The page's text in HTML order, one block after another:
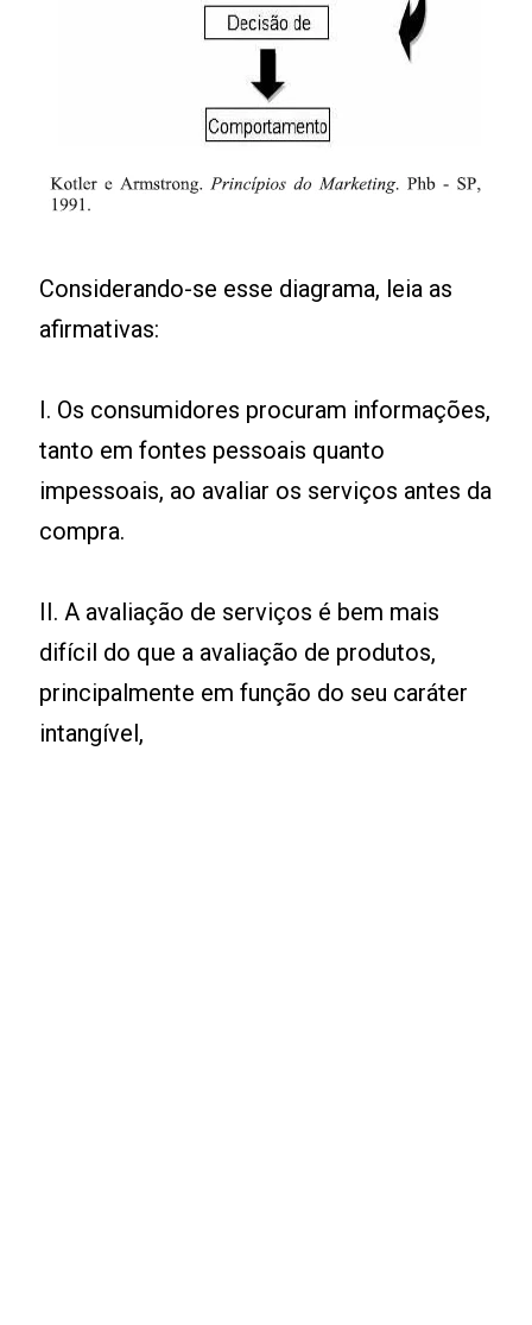
Considerando-se esse diagrama, leia as
afirmativas:
I. Os consumidores procuram informações,
tanto em fontes pessoais quanto
impessoais, ao avaliar os serviços antes da
compra.
II. A avaliação de serviços é bem mais
difícil do que a avaliação de produtos,
principalmente em função do seu caráter
intangível,